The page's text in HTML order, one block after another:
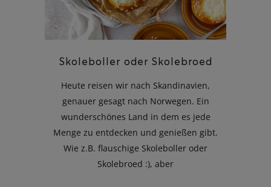
Skoleboller oder Skolebroed
Heute reisen wir nach Skandinavien,
genauer gesagt nach Norwegen. Ein
wunderschönes Land in dem es jede
Menge zu entdecken und genießen gibt.
Wie z.B. flauschige Skoleboller oder
Skolebroed :), aber